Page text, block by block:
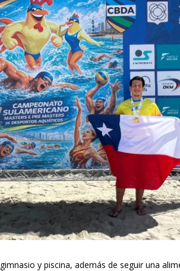
gimnasio y piscina, además de seguir una